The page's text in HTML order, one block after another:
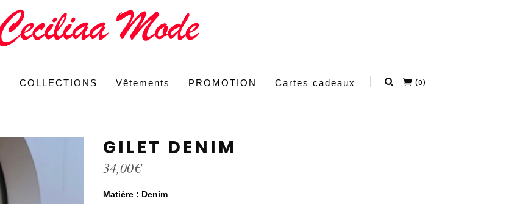
COLLECTIONS Vêtements PROMOTION Cartes cadeaux (0)
GILET DENIM
34,00€
Matière : Denim